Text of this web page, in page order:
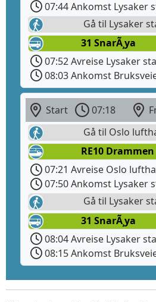
07:44 Ankomst Lysaker
Gå til Lysaker
31 SnarÃ¸ya
07:52 Avreise Lysaker
08:03 Ankomst
Start 07:18
Gå til Oslo
RE10 Drammen
07:21 Avreise Oslo
07:50 Ankomst Lysaker
Gå til Lysaker
31 SnarÃ¸ya
08:04 Avreise Lysaker
08:15 Ankomst